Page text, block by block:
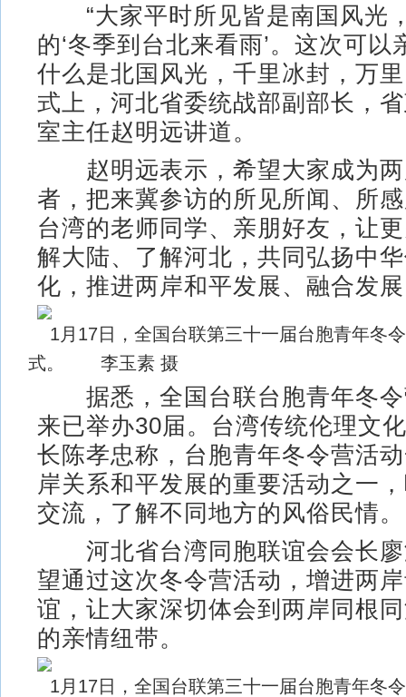
“大家平时所见皆是南国风光
的‘冬季到台北来看雨’。这次可以
什么是北国风光，千里冰封，万
式上，河北省委统战部副部长，
室主任赵明远讲道。
赵明远表示，希望大家成为两
者，把来冀参访的所见所闻、所
台湾的老师同学、亲朋好友，让
解大陆、了解河北，共同弘扬中
化，推进两岸和平发展、融合发
1月17日，全国台联第三十一届台胞青年冬
式。 李玉素 摄
据悉，全国台联台胞青年冬令
来已举办30届。台湾传统伦理文
长陈孝忠称，台胞青年冬令营活
岸关系和平发展的重要活动之一
交流，了解不同地方的风俗民情。
河北省台湾同胞联谊会会长廖
望通过这次冬令营活动，增进两
谊，让大家深切体会到两岸同根
的亲情纽带。
1月17日，全国台联第三十一届台胞青年冬